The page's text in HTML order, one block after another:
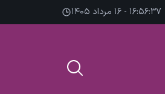
۱۶:۵۶:۳۸ - ۱۶ مرداد ۱۴۰۵